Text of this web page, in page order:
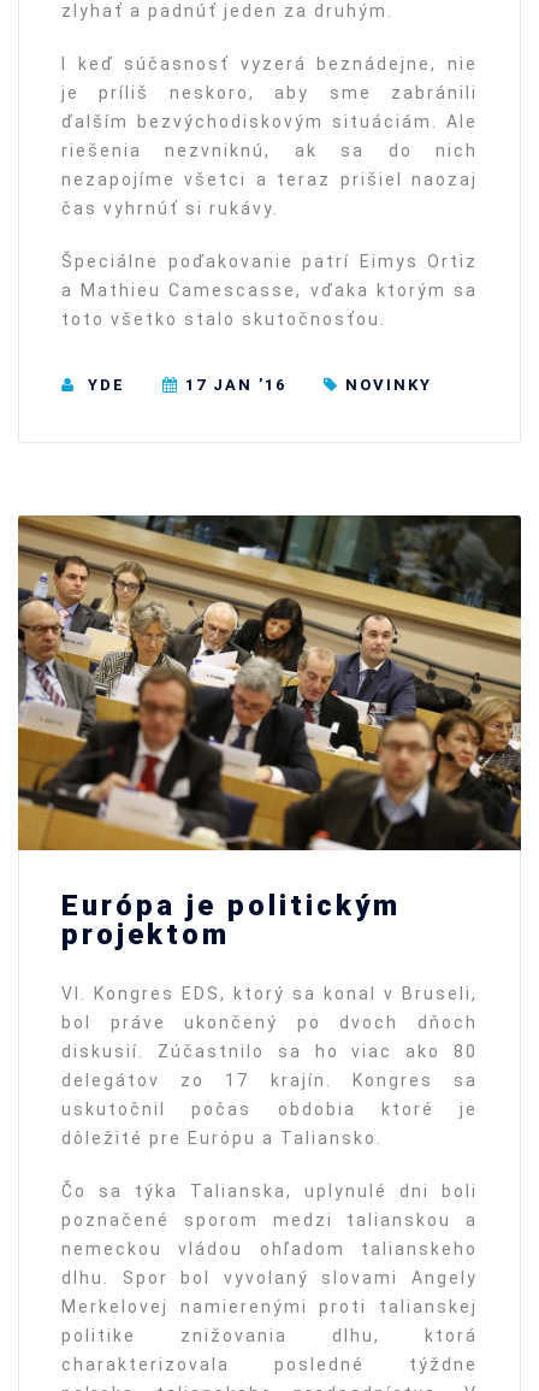
zlyhať a padnúť jeden za druhým.
I keď súčasnosť vyzerá beznádejne, nie
je príliš neskoro, aby sme zabránili
ďalším bezvýchodiskovým situáciám. Ale
riešenia nezvniknú, ak sa do nich
nezapojíme všetci a teraz prišiel naozaj
čas vyhrnúť si rukávy.
Špeciálne poďakovanie patrí Eimys Ortiz
a Mathieu Camescasse, vďaka ktorým sa
toto všetko stalo skutočnosťou.
YDE 17 JAN ’16 NOVINKY
Európa je politickým
projektom
VI. Kongres EDS, ktorý sa konal v Bruseli,
bol práve ukončený po dvoch dňoch
diskusií. Zúčastnilo sa ho viac ako 80
delegátov zo 17 krajín. Kongres sa
uskutočnil počas obdobia ktoré je
dôležité pre Európu a Taliansko.
Čo sa týka Talianska, uplynulé dni boli
poznačené sporom medzi talianskou a
nemeckou vládou ohľadom talianskeho
dlhu. Spor bol vyvolaný slovami Angely
Merkelovej namierenými proti talianskej
politike znižovania dlhu, ktorá
charakterizovala posledné týždne